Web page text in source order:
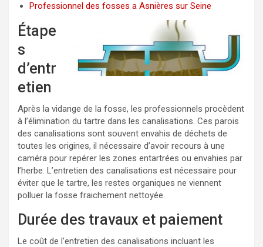
Professionnel des fosses a Asnières sur Seine
Étape
s
d’entr
etien
Après la vidange de la fosse, les professionnels procèdent
à l’élimination du tartre dans les canalisations. Ces parois
des canalisations sont souvent envahis de déchets de
toutes les origines, il nécessaire d’avoir recours à une
caméra pour repérer les zones entartrées ou envahies par
l’herbe. L’entretien des canalisations est nécessaire pour
éviter que le tartre, les restes organiques ne viennent
polluer la fosse fraichement nettoyée.
Durée des travaux et paiement
Le coût de l’entretien des canalisations incluant les